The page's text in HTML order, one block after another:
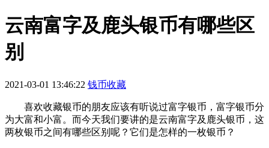
云南富字及鹿头银币有哪些区
别
2021-03-01 13:46:22 钱币收藏
喜欢收藏银币的朋友应该有听说过富字银币，富字银币分
为大富和小富。而今天我们要讲的是云南富字及鹿头银币，这
两枚银币之间有哪些区别呢？它们是怎样的一枚银币？